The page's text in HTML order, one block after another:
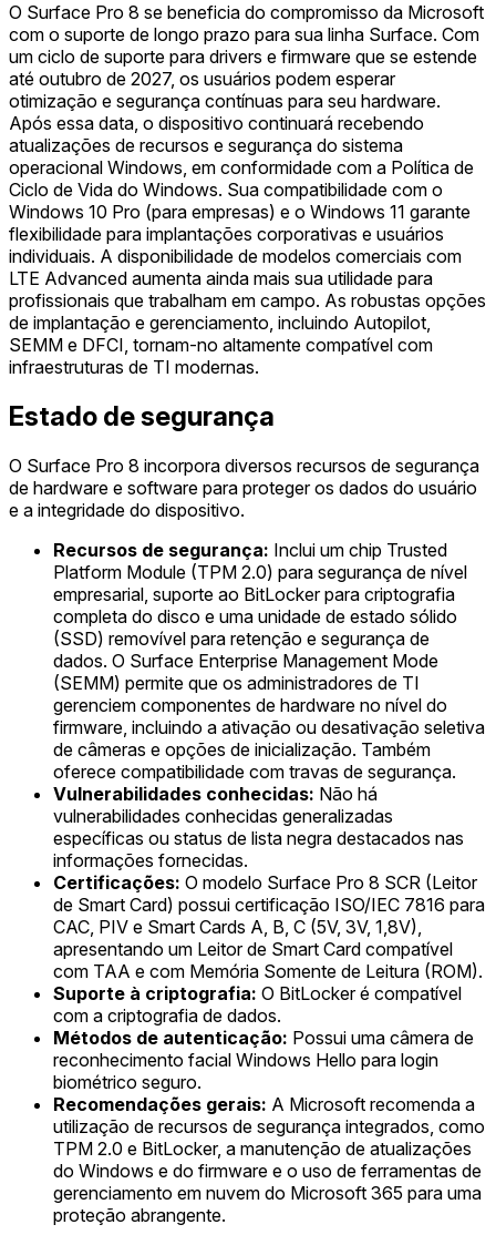
O Surface Pro 8 se beneficia do compromisso da Microsoft
com o suporte de longo prazo para sua linha Surface. Com
um ciclo de suporte para drivers e firmware que se estende
até outubro de 2027, os usuários podem esperar
otimização e segurança contínuas para seu hardware.
Após essa data, o dispositivo continuará recebendo
atualizações de recursos e segurança do sistema
operacional Windows, em conformidade com a Política de
Ciclo de Vida do Windows. Sua compatibilidade com o
Windows 10 Pro (para empresas) e o Windows 11 garante
flexibilidade para implantações corporativas e usuários
individuais. A disponibilidade de modelos comerciais com
LTE Advanced aumenta ainda mais sua utilidade para
profissionais que trabalham em campo. As robustas opções
de implantação e gerenciamento, incluindo Autopilot,
SEMM e DFCI, tornam-no altamente compatível com
infraestruturas de TI modernas.
Estado de segurança
O Surface Pro 8 incorpora diversos recursos de segurança
de hardware e software para proteger os dados do usuário
e a integridade do dispositivo.
Recursos de segurança: Inclui um chip Trusted
Platform Module (TPM 2.0) para segurança de nível
empresarial, suporte ao BitLocker para criptografia
completa do disco e uma unidade de estado sólido
(SSD) removível para retenção e segurança de
dados. O Surface Enterprise Management Mode
(SEMM) permite que os administradores de TI
gerenciem componentes de hardware no nível do
firmware, incluindo a ativação ou desativação seletiva
de câmeras e opções de inicialização. Também
oferece compatibilidade com travas de segurança.
Vulnerabilidades conhecidas: Não há
vulnerabilidades conhecidas generalizadas
específicas ou status de lista negra destacados nas
informações fornecidas.
Certificações: O modelo Surface Pro 8 SCR (Leitor
de Smart Card) possui certificação ISO/IEC 7816 para
CAC, PIV e Smart Cards A, B, C (5V, 3V, 1,8V),
apresentando um Leitor de Smart Card compatível
com TAA e com Memória Somente de Leitura (ROM).
Suporte à criptografia: O BitLocker é compatível
com a criptografia de dados.
Métodos de autenticação: Possui uma câmera de
reconhecimento facial Windows Hello para login
biométrico seguro.
Recomendações gerais: A Microsoft recomenda a
utilização de recursos de segurança integrados, como
TPM 2.0 e BitLocker, a manutenção de atualizações
do Windows e do firmware e o uso de ferramentas de
gerenciamento em nuvem do Microsoft 365 para uma
proteção abrangente.